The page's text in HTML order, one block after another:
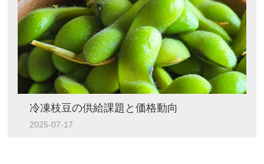
冷凍枝豆の供給課題と価格動向
2025-07-17